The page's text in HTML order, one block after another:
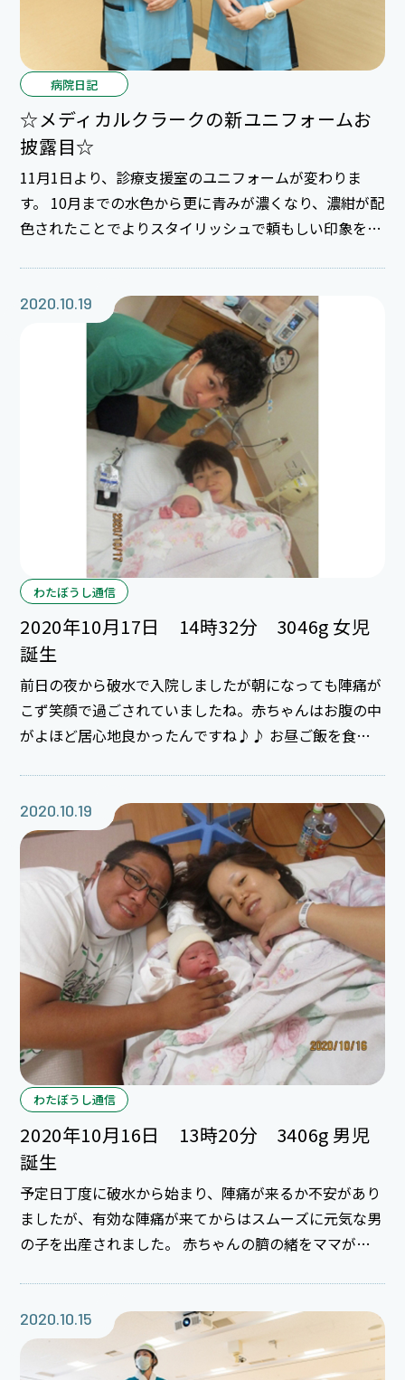
病院日記
☆メディカルクラークの新ユニフォームお
披露目☆
11月1日より、診療支援室のユニフォームが変わりま
す。 10月までの水色から更に青みが濃くなり、濃紺が配
色されたことでよりスタイリッシュで頼もしい印象を受
う職種で、名称どおり医師の事務作業を補助をしていま
患者さんとのパイプ役になっています。 今後とも医師の
傍らで医師のサポートをするメディカルクラークを宜し
くお願いします。
2020.10.19
わたぼうし通信
2020年10月17日 14時32分 3046g 女児
誕生
前日の夜から破水で入院しましたが朝になっても陣痛が
こず笑顔で過ごされていましたね。赤ちゃんはお腹の中
がよほど居心地良かったんですね♪♪ お昼ご飯を食べ
さんですね(^^)ｖお産の時はお姉ちゃん達と携帯で通話
しながら産声をライブでお届けできました！すぐ上のお
姉ちゃんはいつもと違う様子に気づき電話口で号泣でし
たね(^^;)四姉妹が結成されますます賑やかになりそうで
すね♪♪ 新しく家族を迎え幸せいっぱいですね☆☆
ご出産おめでとうございます(^o^)！
2020.10.19
わたぼうし通信
2020年10月16日 13時20分 3406g 男児
誕生
予定日丁度に破水から始まり、陣痛が来るか不安があり
ましたが、有効な陣痛が来てからはスムーズに元気な男
の子を出産されました。 赤ちゃんの臍の緒をママが切
おめでとうございました(^o^)
2020.10.15